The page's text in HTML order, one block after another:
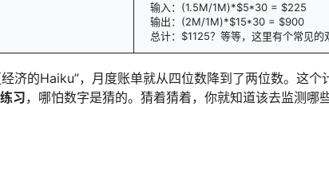
输入：(1.5M/1M)*$5*30 = $225
输出：(2M/1M)*$15*30 = $900
总计：$1125？等等，这里有个常见
济的Haiku”，月度账单就从四位数降到了两位数。这个
习，哪怕数字是猜的。猜着猜着，你就知道该去监测哪